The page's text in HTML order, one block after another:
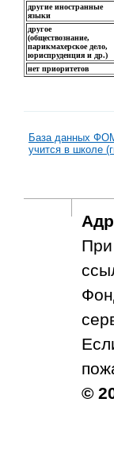
другие иностранные
языки
другое
(обществознание,
парикмахерское дело,
юриспруденция и др.)
нет приоритетов
База данных
учится в школе
©